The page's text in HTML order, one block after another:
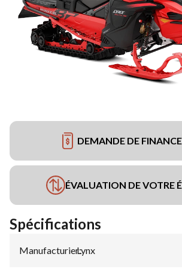
DEMANDE DE
ÉVALUATION DE VOTRE
Spécifications
Manufacturier:
Lynx